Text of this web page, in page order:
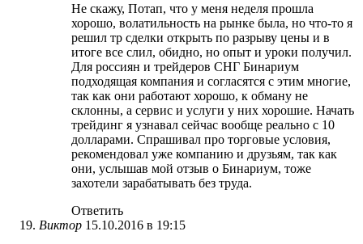
Не скажу, Потап, что у меня неделя прошла
хорошо, волатильность на рынке была, но что-то я
решил тр сделки открыть по разрыву цены и в
итоге все слил, обидно, но опыт и уроки получил.
Для россиян и трейдеров СНГ Бинариум
подходящая компания и согласятся с этим многие,
так как они работают хорошо, к обману не
склонны, а сервис и услуги у них хорошие. Начать
трейдинг я узнавал сейчас вообще реально с 10
долларами. Спрашивал про торговые условия,
рекомендовал уже компанию и друзьям, так как
они, услышав мой отзыв о Бинариум, тоже
захотели зарабатывать без труда.
Ответить
Виктор 15.10.2016 в 19:15